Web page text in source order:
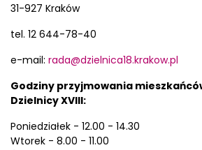
31-927 Kraków
tel. 12 644-78-40
e-mail: rada@dzielnica18.krakow.pl
Godziny przyjmowania
Dzielnicy XVIII:
Poniedziałek - 12.00 - 14.30
Wtorek - 8.00 - 11.00